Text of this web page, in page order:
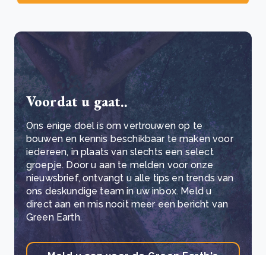
Voordat u gaat..
Ons enige doel is om vertrouwen op te
bouwen en kennis beschikbaar te maken voor
iedereen, in plaats van slechts een select
groepje. Door u aan te melden voor onze
nieuwsbrief, ontvangt u alle tips en trends van
ons deskundige team in uw inbox. Meld u
direct aan en mis nooit meer een bericht van
Green Earth.